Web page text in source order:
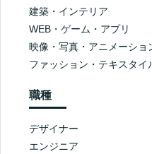
建築・インテリア
WEB・ゲーム・アプリ
映像・写真・アニメーショ
ファッション・テキスタイ
職種
デザイナー
エンジニア